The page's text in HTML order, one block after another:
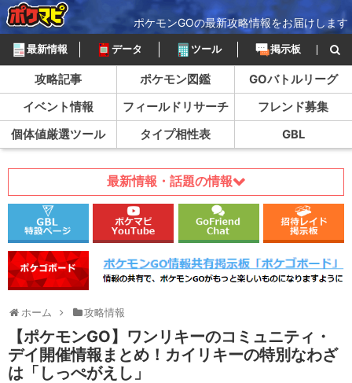
ポケモンGOの最新攻略情報をお届けします
最新情報 データ ツール 掲示板
攻略記事 ポケモン図鑑
GOバトルリーグ
イベント情報
フィールドリサーチ
フレンド募集
個体値厳選ツール
タイプ相性表 GBL
最新情報・話題の情報
ホーム 攻略情報
【ポケモンGO】ワンリキーのコミュニティ・
デイ開催情報まとめ！カイリキーの特別なわざ
は「しっぺがえし」